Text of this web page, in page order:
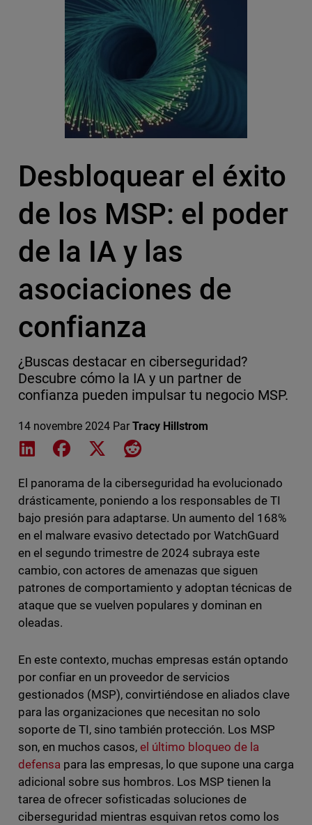
Desbloquear el éxito
de los MSP: el poder
de la IA y las
asociaciones de
confianza
¿Buscas destacar en ciberseguridad?
Descubre cómo la IA y un partner de
confianza pueden impulsar tu negocio MSP.
14 novembre 2024 Par Tracy Hillstrom
Share on LinkedIn
Share on Facebook
Share on XShare on Reddit
El panorama de la ciberseguridad ha evolucionado
drásticamente, poniendo a los responsables de TI
bajo presión para adaptarse. Un aumento del 168%
en el malware evasivo detectado por WatchGuard
en el segundo trimestre de 2024 subraya este
cambio, con actores de amenazas que siguen
patrones de comportamiento y adoptan técnicas de
ataque que se vuelven populares y dominan en
oleadas.
En este contexto, muchas empresas están optando
por confiar en un proveedor de servicios
gestionados (MSP), convirtiéndose en aliados clave
para las organizaciones que necesitan no solo
soporte de TI, sino también protección. Los MSP
son, en muchos casos, el último bloqueo de la
defensapara las empresas, lo que supone una carga
adicional sobre sus hombros. Los MSP tienen la
tarea de ofrecer sofisticadas soluciones de
ciberseguridad mientras esquivan retos como los